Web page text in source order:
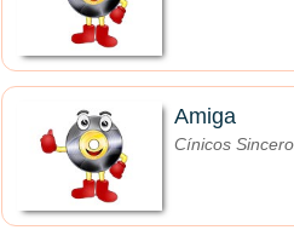
Amiga
Cínicos